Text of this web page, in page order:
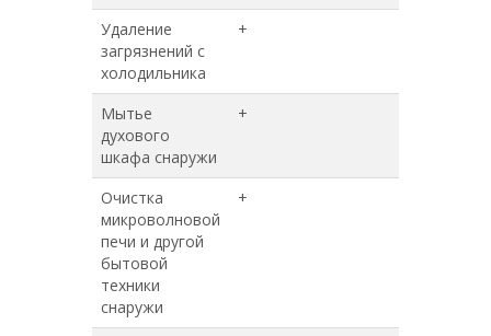
Удаление
загрязнений с
холодильника
+
Мытье
духового
шкафа снаружи
+
Очистка
микроволновой
печи и другой
бытовой
техники
снаружи
+